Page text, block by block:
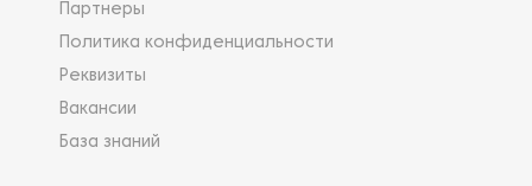
Партнеры
Политика конфиденциальности
Реквизиты
Вакансии
База знаний